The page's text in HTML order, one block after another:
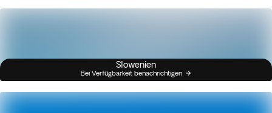
Slowenien
Bei Verfügbarkeit benachrichtigen